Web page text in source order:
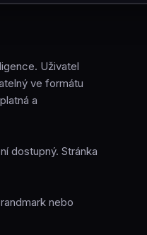
Uživatel
ve formátu
a
dostupný. Stránka
nebo